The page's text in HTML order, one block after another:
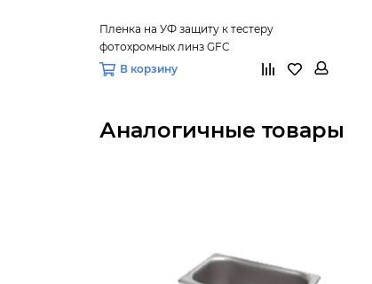
Пленка на УФ защиту к тестеру
фотохромных линз GFC
В корзину
Аналогичные товары